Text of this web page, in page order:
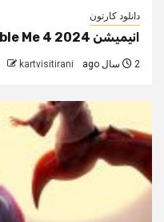
دانلود کارتون
انیمیشن Despicable Me 4 2024 من نفرت انگیز 4
2 سال ago kartvisitirani